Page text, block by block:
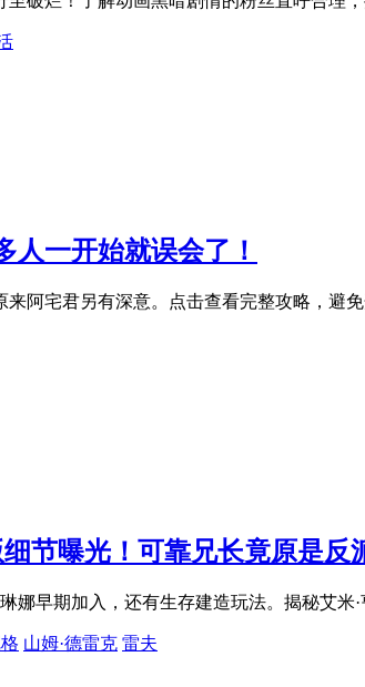
人一开始就误会了！
阿宅君另有深意。点击查看完整攻略，避免
节曝光！可靠兄长竟原是反
娜早期加入，还有生存建造玩法。揭秘艾米
山姆·德雷克 雷夫